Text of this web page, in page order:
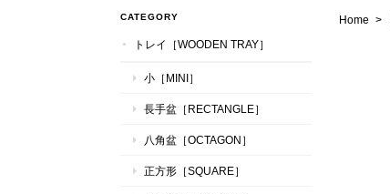
Home
CATEGORY
トレイ［WOODEN TRAY］
小［MINI］
長手盆［RECTANGLE］
八角盆［OCTAGON］
正方形［SQUARE］